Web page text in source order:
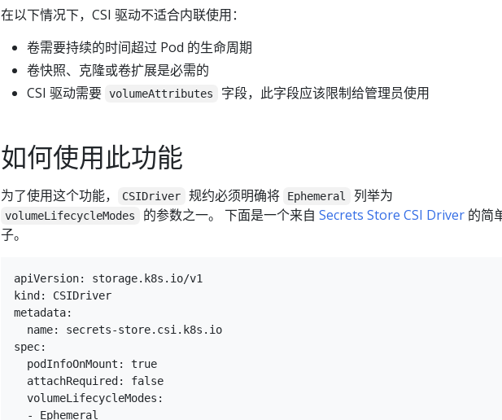
在以下情况下，CSI 驱动不适合内联使用：
卷需要持续的时间超过 Pod 的生命周期
卷快照、克隆或卷扩展是必需的
CSI 驱动需要 volumeAttributes 字段，此字段应该限制给管理员使用
如何使用此功能
为了使用这个功能， CSIDriver 规约必须明确将 Ephemeral 列举为
volumeLifecycleModes 的参数之一。 下面是一个来自 Secrets Store CSI Driver的简
子。
apiVersion: storage.k8s.io/v1
kind: CSIDriver
metadata:
  name: secrets-store.csi.k8s.io
spec:
  podInfoOnMount: true
  attachRequired: false
  volumeLifecycleModes: